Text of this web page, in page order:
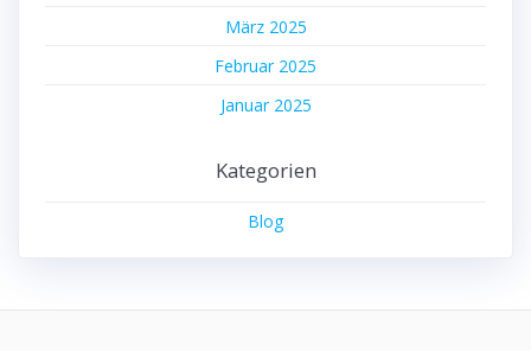
März 2025
Februar 2025
Januar 2025
Kategorien
Blog